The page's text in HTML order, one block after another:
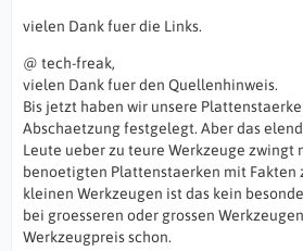
vielen Dank fuer die Links.
@ tech-freak,
vielen Dank fuer den Quellenhinweis.
Bis jetzt haben wir unsere
Abschaetzung festgelegt. Aber das
Leute ueber zu teure Werkzeuge zwingt
benoetigten Plattenstaerken mit Fakten
kleinen Werkzeugen ist das kein
bei groesseren oder grossen
Werkzeugpreis schon.